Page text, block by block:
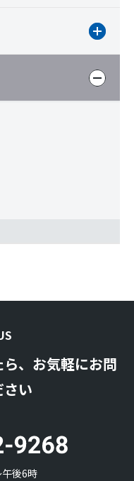
、お気軽にお問
い
後6時